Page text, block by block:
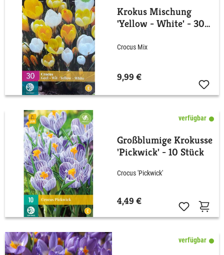
Krokus Mischung
'Yellow - White' - 30
Crocus Mix
9,99 €
verfügbar
Großblumige Krokusse
'Pickwick' - 10 Stück
Crocus 'Pickwick'
4,49 €
verfügbar